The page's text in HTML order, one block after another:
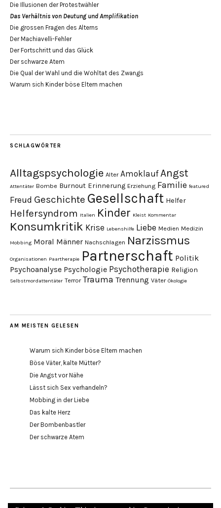
Die Illusionen der Protestwähler
Das Verhältnis von Deutung und Amplifikation
Die grossen Fragen des Alterns
Der Machiavelli-Fehler
Der Fortschritt und das Glück
Der schwarze Atem
Die Qual der Wahl und die Wohltat des Zwangs
Warum sich Kinder böse Eltern machen
SCHLAGWÖRTER
Alltagspsychologie Alter Amoklauf Angst
Attentäter Bombe Burnout Erinnerung Erziehung Familie featured
Freud Geschichte Gesellschaft Helfer
Helfersyndrom Italien Kinder Kleist Kommentar
Konsumkritik Krise Lebenshilfe Liebe Medien Medizin
Mobbing Moral Männer Nachschlagen Narzissmus
Organisationen Paartherapie Partnerschaft Politik
Psychoanalyse Psychologie Psychotherapie Religion
Selbstmordattentäter Terror Trauma Trennung Väter Ökologie
AM MEISTEN GELESEN
Warum sich Kinder böse Eltern machen
Böse Väter, kalte Mütter?
Die Angst vor Nähe
Lässt sich Sex verhandeln?
Mobbing in der Liebe
Das kalte Herz
Der Bombenbastler
Der schwarze Atem